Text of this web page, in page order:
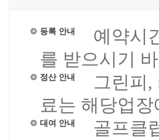
등록 안내
예약시
를 받으시기
정산 안내
그린피,
료는 해당업
대여 안내
골프클